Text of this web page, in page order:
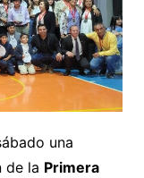
una
de la Primera